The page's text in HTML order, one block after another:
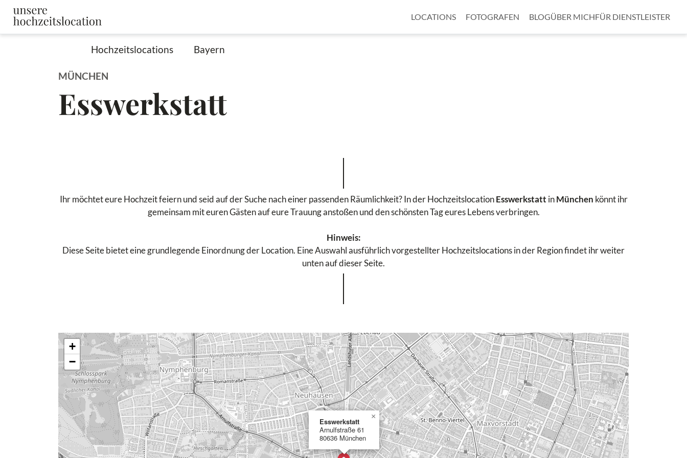
LOCATIONS FOTOGRAFEN BLOGÜBER MICHFÜR DIENSTLEISTER
Hochzeitslocations Bayern
MÜNCHEN
Esswerkstatt
Ihr möchtet eure Hochzeit feiern und seid auf der Suche nach einer passenden Räumlichkeit? In der HochzeitslocationEsswerkstatt inMünchen könnt ihr
gemeinsam mit euren Gästen auf eure Trauung anstoßen und den schönsten Tag eures Lebens verbringen.
Hinweis:
Diese Seite bietet eine grundlegende Einordnung der Location. Eine Auswahl ausführlich vorgestellter Hochzeitslocations in der Region findet ihr weiter
unten auf dieser Seite.
Esswerkstatt
Arnulfstraße 61
80636 München
×
+
−